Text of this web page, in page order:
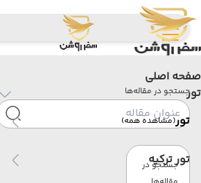
صفحه اصلی
تور
تور(مشاهده همه)
تور ترکیه
جستجو در مقاله‌ها
جستجو در